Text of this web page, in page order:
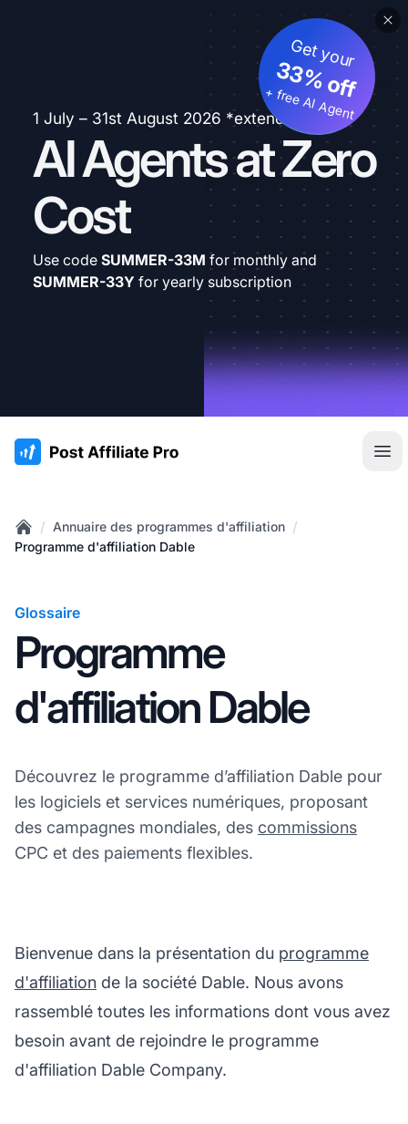
1 July – 31st August 2026 *extended
AI Agents at Zero
Cost
Get your
33% off
+ free AI Agent
Use code SUMMER-33M for monthly and
SUMMER-33Y for yearly subscription
:site.title
Home
/ Annuaire des programmes d'affiliation /
Programme d'affiliation Dable
Glossaire
Programme
d'affiliation Dable
Découvrez le programme d’affiliation Dable pour
les logiciels et services numériques, proposant
des campagnes mondiales, des commissions
CPC et des paiements flexibles.
Bienvenue dans la présentation du programme
d'affiliation de la société Dable. Nous avons
rassemblé toutes les informations dont vous avez
besoin avant de rejoindre le programme
d'affiliation Dable Company.